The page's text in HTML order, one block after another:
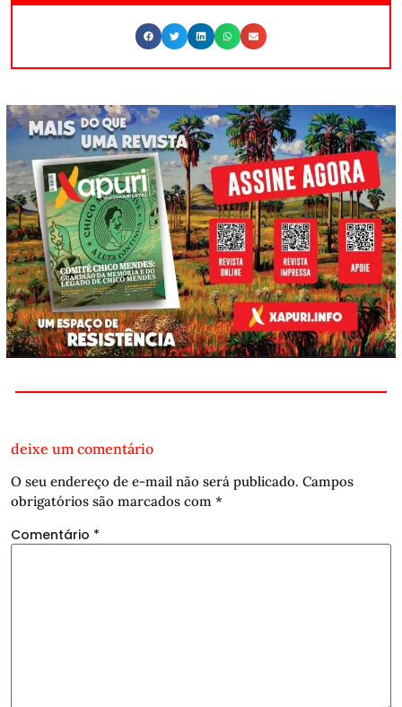
deixe um comentário
O seu endereço de e-mail não será publicado. Campos
obrigatórios são marcados com *
Comentário *